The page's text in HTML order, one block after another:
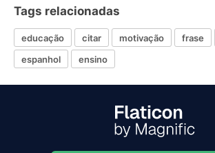
Tags relacionadas
educação citar motivação frase
espanhol
ensino